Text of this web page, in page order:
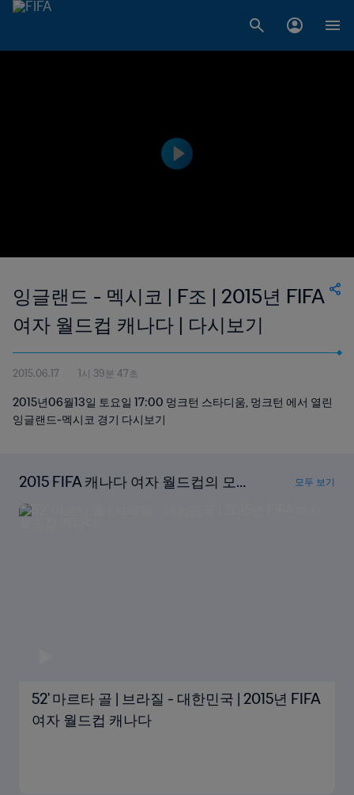
잉글랜드 - 멕시코 | F조 | 2015년 FIFA
여자 월드컵 캐나다 | 다시보기
2015.06.17 1시 39분 47초
2015년06월13일 토요일 17:00 멍크턴 스타디움, 멍크턴 에서 열린
잉글랜드-멕시코 경기 다시보기
2015 FIFA 캐나다 여자 월드컵의 모든
골 다시보기
모두 보기
52' 마르타 골 | 브라질 - 대한민국 | 2015년 FIFA
여자 월드컵 캐나다